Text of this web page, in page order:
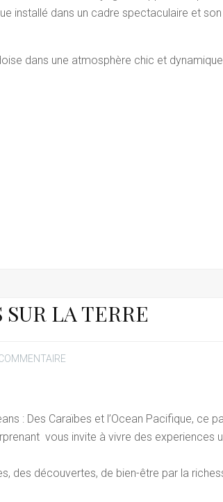
installé dans un cadre spectaculaire et
dans une atmosphère chic et
LA TERRE
: Des Caraïbes et l’Ocean Pacifique, ce
vous invite à vivre des experiences
des découvertes, de bien-être par la